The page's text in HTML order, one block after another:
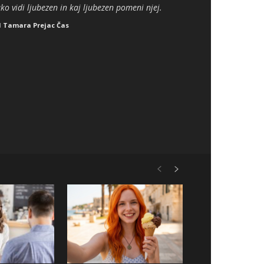
vidi ljubezen in kaj ljubezen pomeni njej.
Tamara Prejac Čas